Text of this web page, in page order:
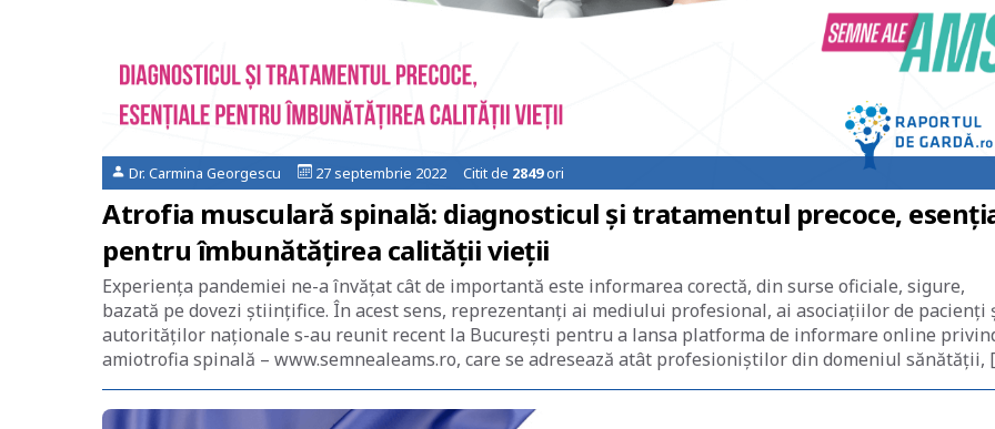
Dr. Carmina Georgescu 27 septembrie 2022 Citit de 2849ori
Atrofia musculară spinală: diagnosticul și tratamentul precoce,
pentru îmbunătățirea calității vieții
Experiența pandemiei ne-a învățat cât de importantă este informarea corectă, din surse oficiale, sigure,
bazată pe dovezi științifice. În acest sens, reprezentanți ai mediului profesional, ai asociațiilor de pacienți
autorităților naționale s-au reunit recent la București pentru a lansa platforma de informare online
amiotrofia spinală – www.semnealeams.ro, care se adresează atât profesioniștilor din domeniul sănătății,